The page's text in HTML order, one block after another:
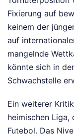
Fixierung auf
keinem der
auf
mangelnde
könnte sich in
Schwachstelle
Ein weiterer
heimischen
Futebol. Das